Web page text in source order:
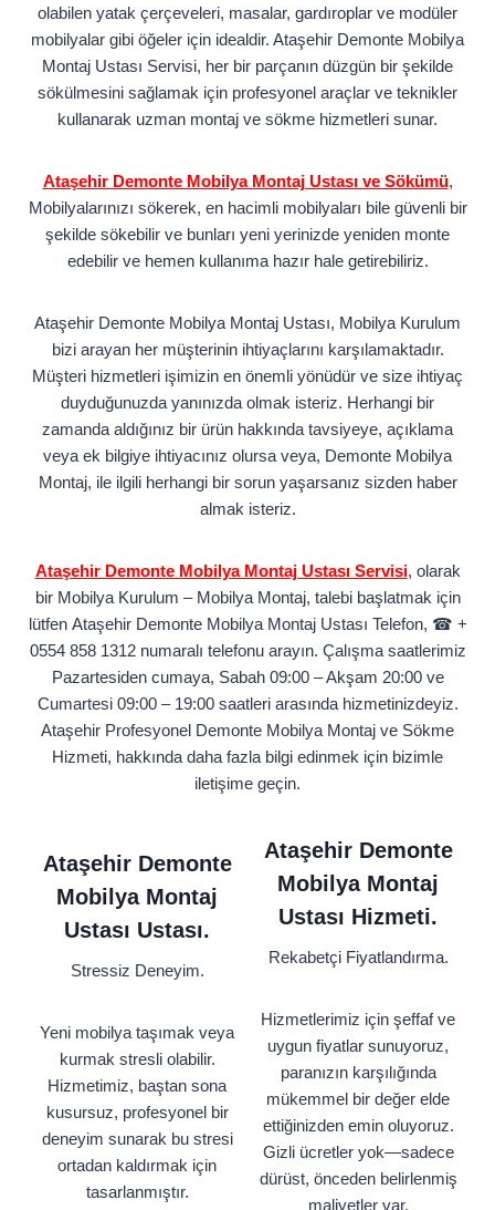
olabilen yatak çerçeveleri, masalar, gardıroplar ve modüler
mobilyalar gibi öğeler için idealdir. Ataşehir Demonte Mobilya
Montaj Ustası Servisi, her bir parçanın düzgün bir şekilde
sökülmesini sağlamak için profesyonel araçlar ve teknikler
kullanarak uzman montaj ve sökme hizmetleri sunar.
Ataşehir Demonte Mobilya Montaj Ustası ve Sökümü,
Mobilyalarınızı sökerek, en hacimli mobilyaları bile güvenli bir
şekilde sökebilir ve bunları yeni yerinizde yeniden monte
edebilir ve hemen kullanıma hazır hale getirebiliriz.
Ataşehir Demonte Mobilya Montaj Ustası, Mobilya Kurulum
bizi arayan her müşterinin ihtiyaçlarını karşılamaktadır.
Müşteri hizmetleri işimizin en önemli yönüdür ve size ihtiyaç
duyduğunuzda yanınızda olmak isteriz. Herhangi bir
zamanda aldığınız bir ürün hakkında tavsiyeye, açıklama
veya ek bilgiye ihtiyacınız olursa veya, Demonte Mobilya
Montaj, ile ilgili herhangi bir sorun yaşarsanız sizden haber
almak isteriz.
Ataşehir Demonte Mobilya Montaj Ustası Servisi, olarak
bir Mobilya Kurulum – Mobilya Montaj, talebi başlatmak için
lütfen Ataşehir Demonte Mobilya Montaj Ustası Telefon, ☎ +
0554 858 1312 numaralı telefonu arayın. Çalışma saatlerimiz
Pazartesiden cumaya, Sabah 09:00 – Akşam 20:00 ve
Cumartesi 09:00 – 19:00 saatleri arasında hizmetinizdeyiz.
Ataşehir Profesyonel Demonte Mobilya Montaj ve Sökme
Hizmeti, hakkında daha fazla bilgi edinmek için bizimle
iletişime geçin.
Ataşehir Demonte
Mobilya Montaj
Ustası Ustası.
Stressiz Deneyim.
Yeni mobilya taşımak veya
kurmak stresli olabilir.
Hizmetimiz, baştan sona
kusursuz, profesyonel bir
deneyim sunarak bu stresi
ortadan kaldırmak için
tasarlanmıştır.
Ataşehir Demonte
Mobilya Montaj
Ustası Hizmeti.
Rekabetçi Fiyatlandırma.
Hizmetlerimiz için şeffaf ve
uygun fiyatlar sunuyoruz,
paranızın karşılığında
mükemmel bir değer elde
ettiğinizden emin oluyoruz.
Gizli ücretler yok—sadece
dürüst, önceden belirlenmiş
maliyetler var.